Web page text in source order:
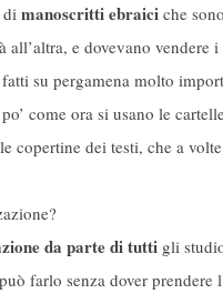
di manoscritti ebraici che
e dovevano vendere
su pergamena molto
come ora si usano le
copertine dei testi, che a
da parte di tutti gli
farlo senza dover prendere